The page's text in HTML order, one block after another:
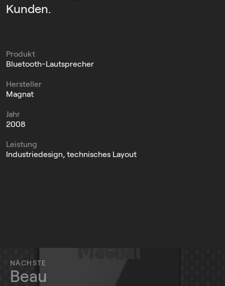
Kunden.
Produkt
Bluetooth-Lautsprecher
Hersteller
Magnat
Jahr
2008
Leistung
Industriedesign, technisches Layout
NÄCHSTE
Beau